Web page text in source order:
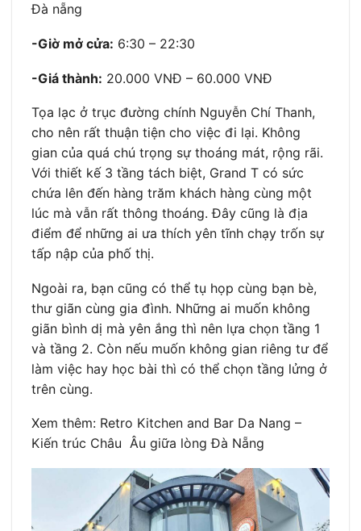
Đà nẵng
-Giờ mở cửa: 6:30 – 22:30
-Giá thành: 20.000 VNĐ – 60.000 VNĐ
Tọa lạc ở trục đường chính Nguyễn Chí Thanh,
cho nên rất thuận tiện cho việc đi lại. Không
gian của quá chú trọng sự thoáng mát, rộng rãi.
Với thiết kế 3 tầng tách biệt, Grand T có sức
chứa lên đến hàng trăm khách hàng cùng một
lúc mà vẫn rất thông thoáng. Đây cũng là địa
điểm để những ai ưa thích yên tĩnh chạy trốn sự
tấp nập của phố thị.
Ngoài ra, bạn cũng có thể tụ họp cùng bạn bè,
thư giãn cùng gia đình. Những ai muốn không
giãn bình dị mà yên ắng thì nên lựa chọn tầng 1
và tầng 2. Còn nếu muốn không gian riêng tư để
làm việc hay học bài thì có thể chọn tầng lửng ở
trên cùng.
Xem thêm: Retro Kitchen and Bar Da Nang –
Kiến trúc Châu Âu giữa lòng Đà Nẵng